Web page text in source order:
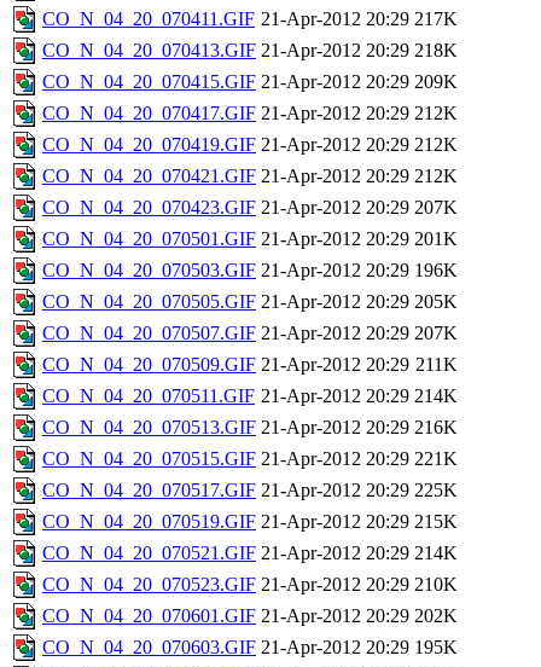
CO_N_04_20_070411.GIF 21-Apr-2012 20:29 217K
CO_N_04_20_070413.GIF 21-Apr-2012 20:29 218K
CO_N_04_20_070415.GIF 21-Apr-2012 20:29 209K
CO_N_04_20_070417.GIF 21-Apr-2012 20:29 212K
CO_N_04_20_070419.GIF 21-Apr-2012 20:29 212K
CO_N_04_20_070421.GIF 21-Apr-2012 20:29 212K
CO_N_04_20_070423.GIF 21-Apr-2012 20:29 207K
CO_N_04_20_070501.GIF 21-Apr-2012 20:29 201K
CO_N_04_20_070503.GIF 21-Apr-2012 20:29 196K
CO_N_04_20_070505.GIF 21-Apr-2012 20:29 205K
CO_N_04_20_070507.GIF 21-Apr-2012 20:29 207K
CO_N_04_20_070509.GIF 21-Apr-2012 20:29 211K
CO_N_04_20_070511.GIF 21-Apr-2012 20:29 214K
CO_N_04_20_070513.GIF 21-Apr-2012 20:29 216K
CO_N_04_20_070515.GIF 21-Apr-2012 20:29 221K
CO_N_04_20_070517.GIF 21-Apr-2012 20:29 225K
CO_N_04_20_070519.GIF 21-Apr-2012 20:29 215K
CO_N_04_20_070521.GIF 21-Apr-2012 20:29 214K
CO_N_04_20_070523.GIF 21-Apr-2012 20:29 210K
CO_N_04_20_070601.GIF 21-Apr-2012 20:29 202K
CO_N_04_20_070603.GIF 21-Apr-2012 20:29 195K